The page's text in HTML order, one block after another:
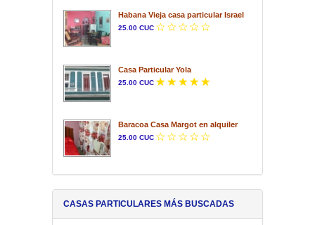
Habana Vieja casa particular Israel
25.00 CUC
Casa Particular Yola
25.00 CUC
Baracoa Casa Margot en alquiler
25.00 CUC
CASAS PARTICULARES MÁS BUSCADAS